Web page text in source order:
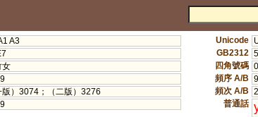
A3
女
版）3074；（二版）3276
Unicode
GB2312
四角號碼
頻序 A/B
頻次 A/B
普通話